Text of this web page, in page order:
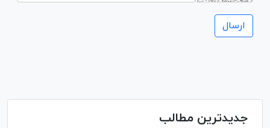
جدیدترین مطالب